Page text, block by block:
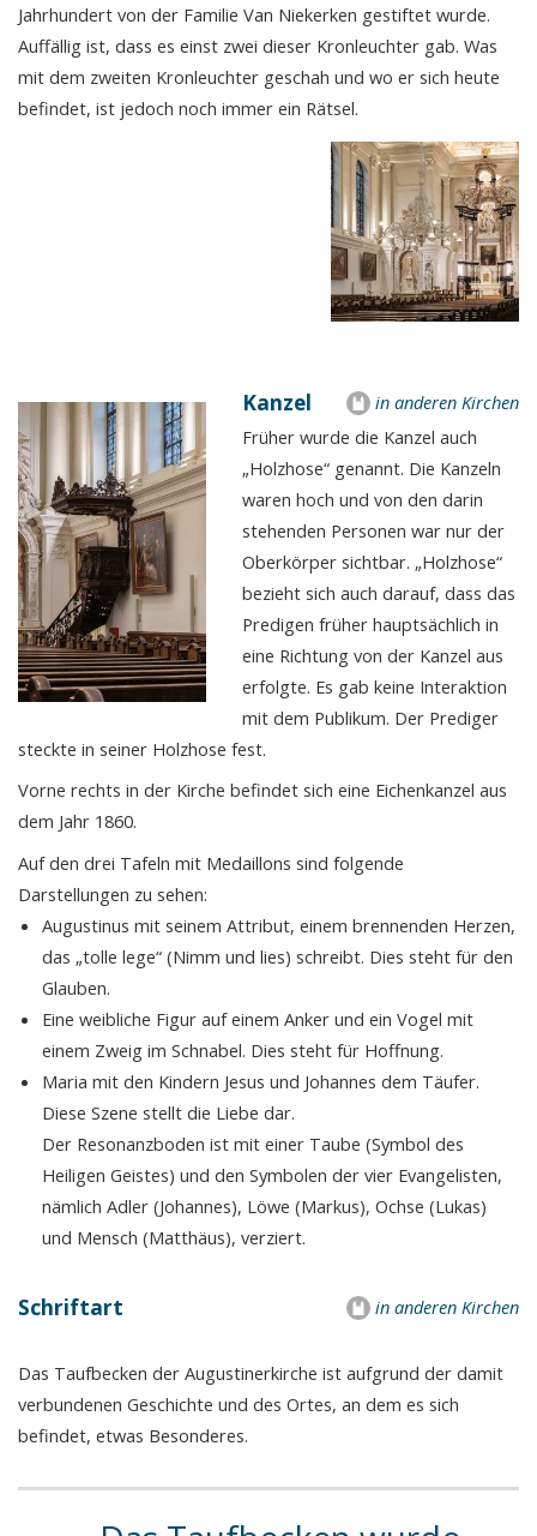
Jahrhundert von der Familie Van Niekerken gestiftet wurde.
Auffällig ist, dass es einst zwei dieser Kronleuchter gab. Was
mit dem zweiten Kronleuchter geschah und wo er sich heute
befindet, ist jedoch noch immer ein Rätsel.
in anderen Kirchen
Kanzel
Früher wurde die Kanzel auch
„Holzhose“ genannt. Die Kanzeln
waren hoch und von den darin
stehenden Personen war nur der
Oberkörper sichtbar. „Holzhose“
bezieht sich auch darauf, dass das
Predigen früher hauptsächlich in
eine Richtung von der Kanzel aus
erfolgte. Es gab keine Interaktion
mit dem Publikum. Der Prediger
steckte in seiner Holzhose fest.
Vorne rechts in der Kirche befindet sich eine Eichenkanzel aus
dem Jahr 1860.
Auf den drei Tafeln mit Medaillons sind folgende
Darstellungen zu sehen:
Augustinus mit seinem Attribut, einem brennenden Herzen,
das „tolle lege“ (Nimm und lies) schreibt. Dies steht für den
Glauben.
Eine weibliche Figur auf einem Anker und ein Vogel mit
einem Zweig im Schnabel. Dies steht für Hoffnung.
Maria mit den Kindern Jesus und Johannes dem Täufer.
Diese Szene stellt die Liebe dar.
Der Resonanzboden ist mit einer Taube (Symbol des
Heiligen Geistes) und den Symbolen der vier Evangelisten,
nämlich Adler (Johannes), Löwe (Markus), Ochse (Lukas)
und Mensch (Matthäus), verziert.
in anderen Kirchen
Schriftart
Das Taufbecken der Augustinerkirche ist aufgrund der damit
verbundenen Geschichte und des Ortes, an dem es sich
befindet, etwas Besonderes.